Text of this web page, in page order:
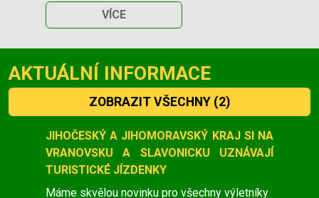
VÍCE
AKTUÁLNÍ INFORMACE
ZOBRAZIT VŠECHNY (2)
Slide 1 of 2
JIHOČESKÝ A JIHOMORAVSKÝ KRAJ SI NA
VRANOVSKU A SLAVONICKU UZNÁVAJÍ
TURISTICKÉ JÍZDENKY
Máme skvělou novinku pro všechny výletníky